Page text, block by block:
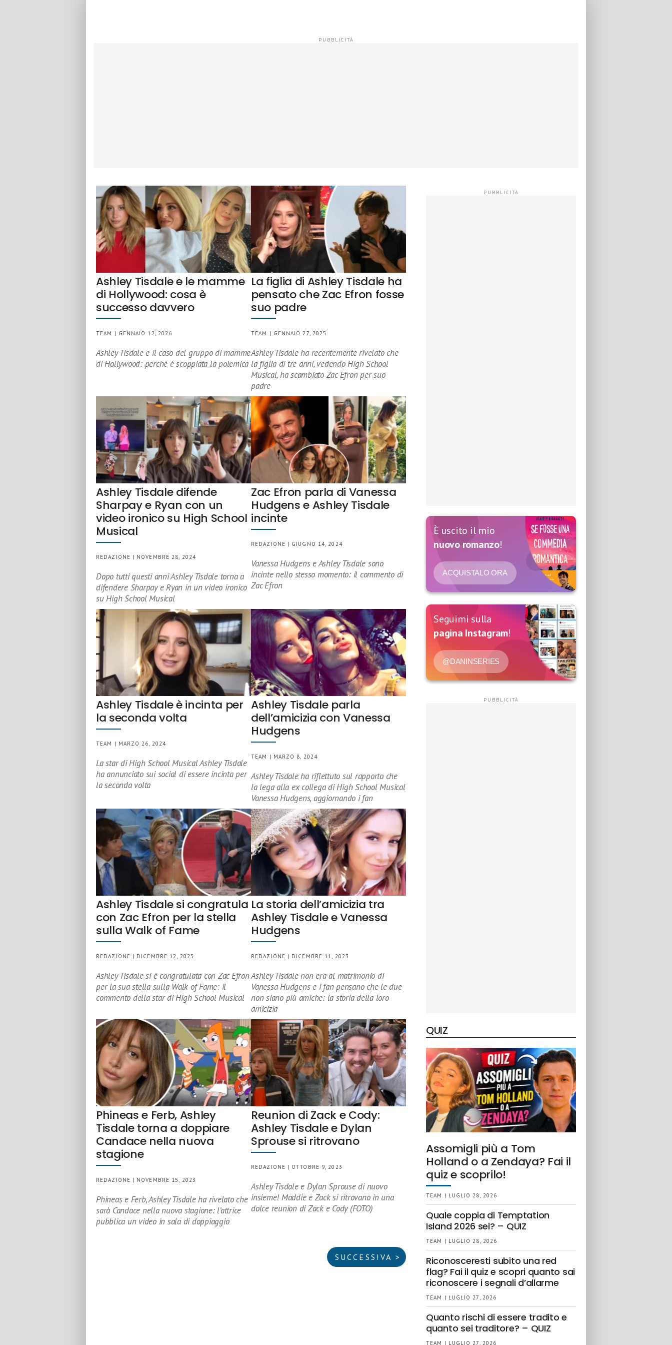
Ashley Tisdale e le mamme
di Hollywood: cosa è
successo davvero
TEAM | GENNAIO 12, 2026
Ashley Tisdale e il caso del gruppo di mamme
di Hollywood: perché è scoppiata la polemica
La figlia di Ashley Tisdale ha
pensato che Zac Efron fosse
suo padre
TEAM | GENNAIO 27, 2025
Ashley Tisdale ha recentemente rivelato che
la figlia di tre anni, vedendo High School
Musical, ha scambiato Zac Efron per suo
padre
Ashley Tisdale difende
Sharpay e Ryan con un
video ironico su High School
Musical
REDAZIONE | NOVEMBRE 28, 2024
Dopo tutti questi anni Ashley Tisdale torna a
difendere Sharpay e Ryan in un video ironico
su High School Musical
Zac Efron parla di Vanessa
Hudgens e Ashley Tisdale
incinte
REDAZIONE | GIUGNO 14, 2024
Vanessa Hudgens e Ashley Tisdale sono
incinte nello stesso momento: il commento di
Zac Efron
Ashley Tisdale è incinta per
la seconda volta
TEAM | MARZO 26, 2024
La star di High School Musical Ashley Tisdale
ha annunciato sui social di essere incinta per
la seconda volta
Ashley Tisdale parla
dell’amicizia con Vanessa
Hudgens
TEAM | MARZO 8, 2024
Ashley Tisdale ha riflettuto sul rapporto che
la lega alla ex collega di High School Musical
Vanessa Hudgens, aggiornando i fan
Ashley Tisdale si congratula
con Zac Efron per la stella
sulla Walk of Fame
REDAZIONE | DICEMBRE 12, 2023
Ashley Tisdale si è congratulata con Zac Efron
per la sua stella sulla Walk of Fame: il
commento della star di High School Musical
La storia dell’amicizia tra
Ashley Tisdale e Vanessa
Hudgens
REDAZIONE | DICEMBRE 11, 2023
Ashley Tisdale non era al matrimonio di
Vanessa Hudgens e i fan pensano che le due
non siano più amiche: la storia della loro
amicizia
Phineas e Ferb, Ashley
Tisdale torna a doppiare
Candace nella nuova
stagione
REDAZIONE | NOVEMBRE 15, 2023
Phineas e Ferb, Ashley Tisdale ha rivelato che
sarà Candace nella nuova stagione: l’attrice
pubblica un video in sala di doppiaggio
Reunion di Zack e Cody:
Ashley Tisdale e Dylan
Sprouse si ritrovano
REDAZIONE | OTTOBRE 9, 2023
Ashley Tisdale e Dylan Sprouse di nuovo
insieme! Maddie e Zack si ritrovano in una
dolce reunion di Zack e Cody (FOTO)
SUCCESSIVA >
È uscito il mio
nuovo romanzo!
ACQUISTALO ORA
Seguimi sulla
pagina Instagram!
@DANINSERIES
QUIZ
Assomigli più a Tom
Holland o a Zendaya? Fai il
quiz e scoprilo!
TEAM | LUGLIO 28, 2026
Quale coppia di Temptation
Island 2026 sei? – QUIZ
TEAM | LUGLIO 28, 2026
Riconosceresti subito una red
flag? Fai il quiz e scopri quanto sai
riconoscere i segnali d’allarme
TEAM | LUGLIO 27, 2026
Quanto rischi di essere tradito e
quanto sei traditore? – QUIZ
TEAM | LUGLIO 27, 2026